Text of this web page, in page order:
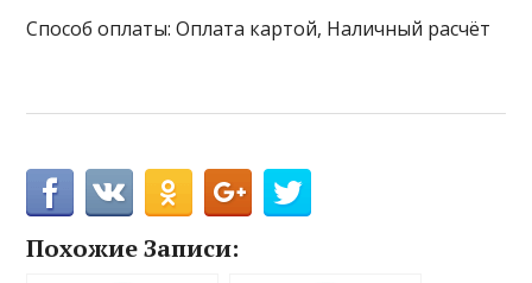
Способ оплаты: Оплата картой, Наличный расчёт
Похожие Записи: